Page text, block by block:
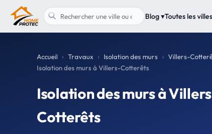
Blog ▾Toutes les villes
Accueil Travaux Isolation des murs
Villers-
Isolation des murs à Villers-Cotterêts
Isolation des murs à
Cotterêts